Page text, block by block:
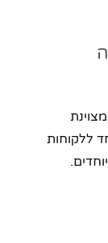
ללקוחות